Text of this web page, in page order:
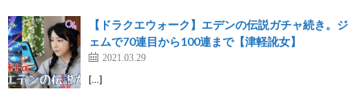
【ドラクエウォーク】エデンの伝説ガチャ続き。ジ
ェムで70連目から100連まで【津軽訛女】
2021.03.29
[…]